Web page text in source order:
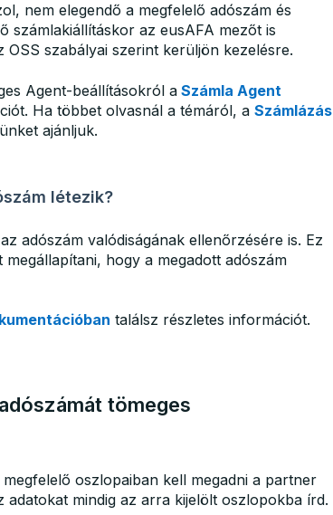
nem elegendő a megfelelő adószám és
számlakiállításkor az eusAFA mezőt is
szabályai szerint kerüljön kezelésre.
Agent-beállításokról a Számla Agent
Ha többet olvasnál a témáról, a Számlázás
ajánljuk.
létezik?
adószám valódiságának ellenőrzésére is. Ez
hogy a megadott adószám
találsz részletes információt.
tömeges
oszlopaiban kell megadni a partner
mindig az arra kijelölt oszlopokba írd.